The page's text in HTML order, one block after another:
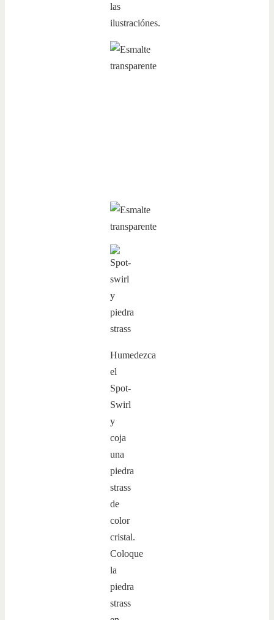
las
ilustraciónes.
Humedezca
el
Spot-
Swirl
y
coja
una
piedra
strass
de
color
cristal.
Coloque
la
piedra
strass